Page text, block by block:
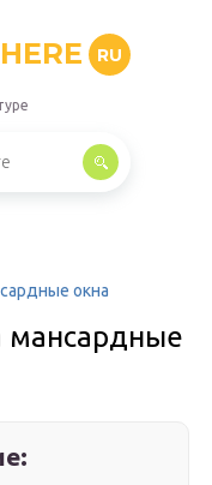
RU
окна
мансардные